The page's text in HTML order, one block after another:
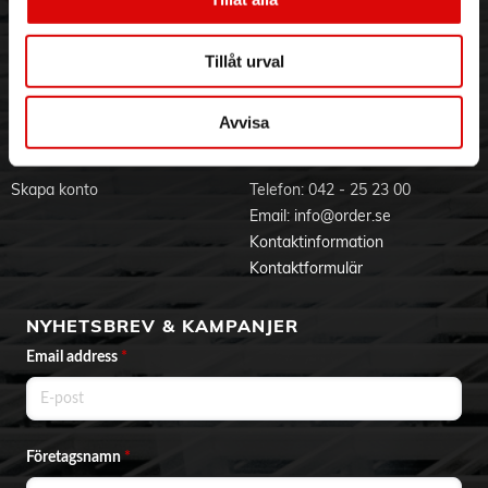
Tillåt urval
Avvisa
Visselblåsning
Varumärken
Godsefterlysning & Felleverans
Om cookies
BLI KUND
Skapa konto
KONTAKTA OSS
Telefon: 042 - 25 23 00
Email: info@order.se
Kontaktinformation
Kontaktformulär
NYHETSBREV & KAMPANJER
Email address *
Företagsnamn*